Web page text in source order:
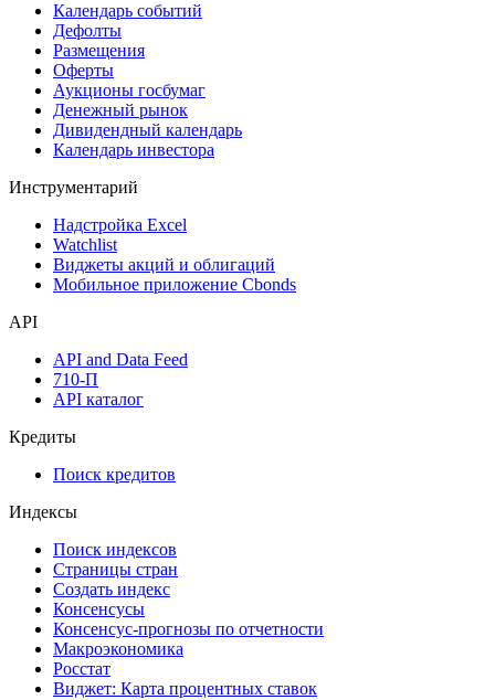
Календарь событий
Дефолты
Размещения
Оферты
Аукционы госбумаг
Денежный рынок
Дивидендный календарь
Календарь инвестора
Инструментарий
Надстройка Excel
Watchlist
Виджеты акций и облигаций
Мобильное приложение Cbonds
API
API and Data Feed
710-П
API каталог
Кредиты
Поиск кредитов
Индексы
Поиск индексов
Страницы стран
Создать индекс
Консенсусы
Консенсус-прогнозы по отчетности
Макроэкономика
Росстат
Виджет: Карта процентных ставок